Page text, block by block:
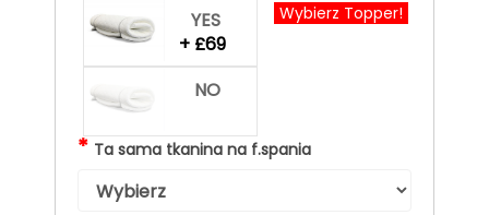
YES
+ £69
NO
Wybierz Topper!
*Ta sama tkanina na f.spania